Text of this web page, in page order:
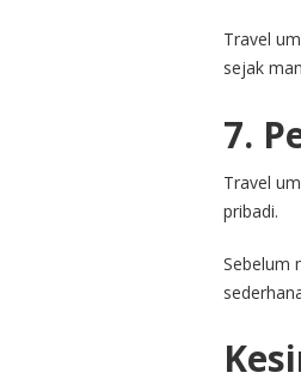
Travel
sejak
7.
Travel
pribadi.
Sebelum